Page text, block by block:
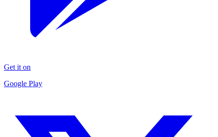
Get it on
Google Play